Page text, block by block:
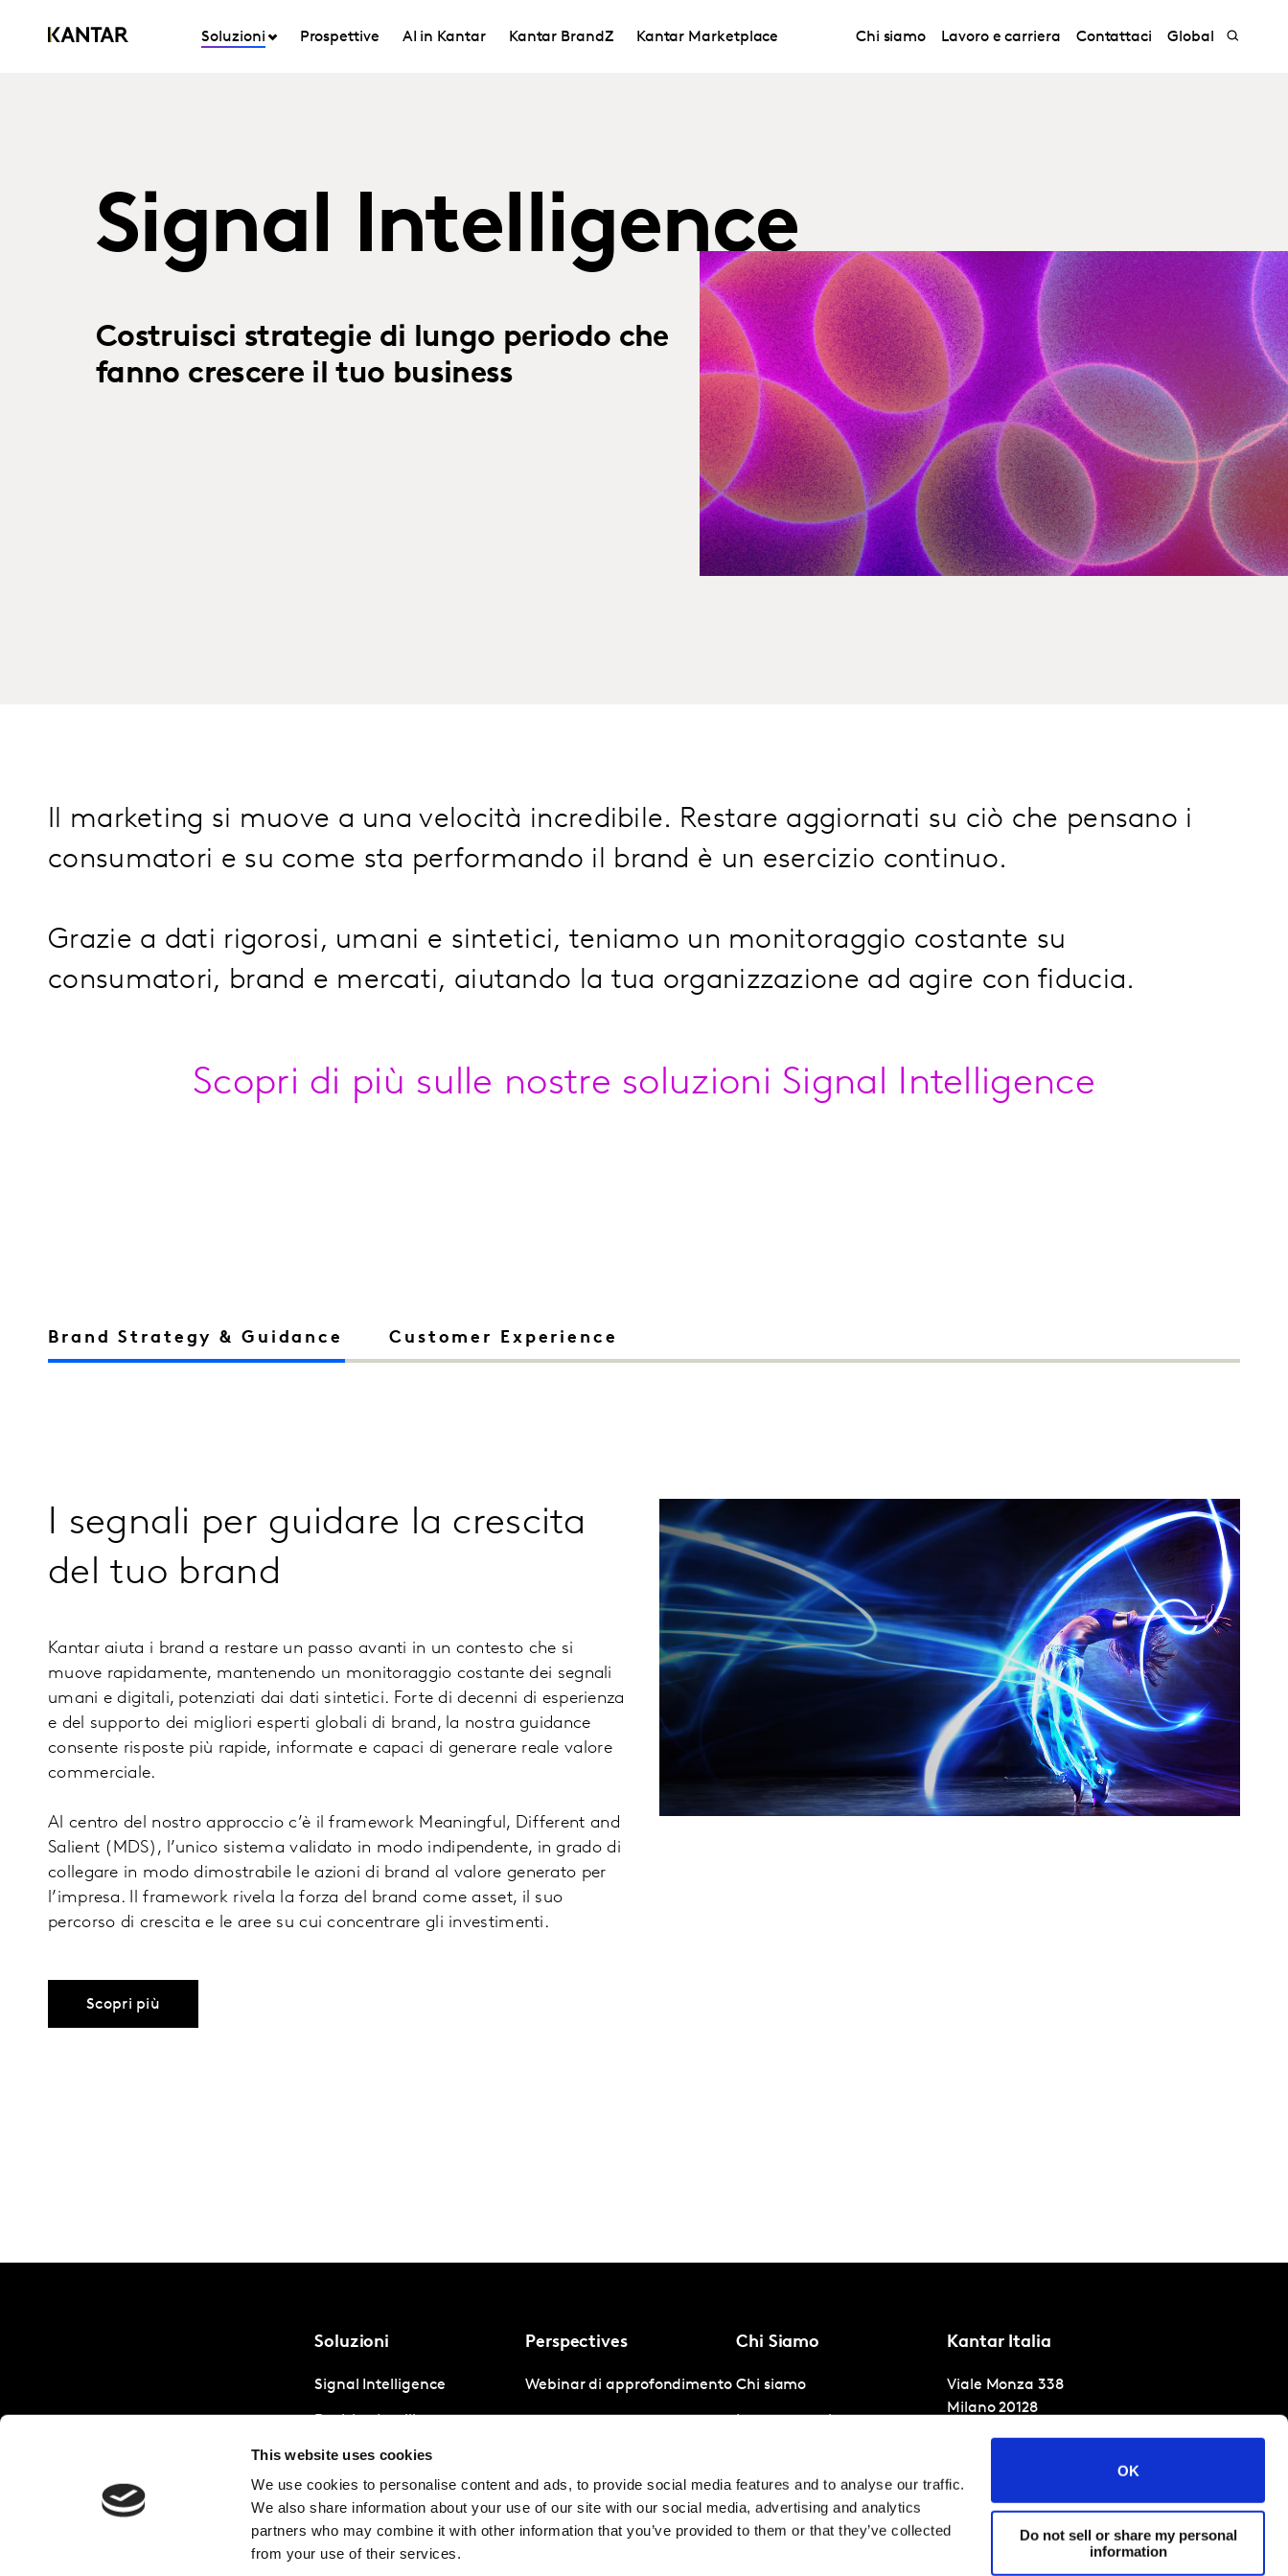
This website uses cookies
We use cookies to personalise content and ads, to provide social media features and to analyse our traffic.
We also share information about your use of our site with our social media, advertising and analytics
partners who may combine it with other information that you’ve provided to them or that they’ve collected
from your use of their services.
OK
Do not sell or share my personal
information
Soluzioni Prospettive AI in Kantar Kantar BrandZ Kantar Marketplace Chi siamo Lavoro e carriera Contattaci Global
Signal Intelligence
Costruisci strategie di lungo periodo che
fanno crescere il tuo business
Il marketing si muove a una velocità incredibile. Restare aggiornati su ciò che pensano i
consumatori e su come sta performando il brand è un esercizio continuo.
Grazie a dati rigorosi, umani e sintetici, teniamo un monitoraggio costante su
consumatori, brand e mercati, aiutando la tua organizzazione ad agire con fiducia.
Scopri di più sulle nostre soluzioni Signal Intelligence
Brand Strategy & Guidance Customer Experience
I segnali per guidare la crescita
del tuo brand
Kantar aiuta i brand a restare un passo avanti in un contesto che si
muove rapidamente, mantenendo un monitoraggio costante dei segnali
umani e digitali, potenziati dai dati sintetici. Forte di decenni di esperienza
e del supporto dei migliori esperti globali di brand, la nostra guidance
consente risposte più rapide, informate e capaci di generare reale valore
commerciale.
Al centro del nostro approccio c’è il framework Meaningful, Different and
Salient (MDS), l’unico sistema validato in modo indipendente, in grado di
collegare in modo dimostrabile le azioni di brand al valore generato per
l’impresa. Il framework rivela la forza del brand come asset, il suo
percorso di crescita e le aree su cui concentrare gli investimenti.
Scopri più
Soluzioni
Signal Intelligence
Strategic Intelligence
Perspectives
Webinar di approfondimento
Chi Siamo
Chi siamo
Contattaci
Policy
Kantar Italia
Viale Monza 338
Milano 20128